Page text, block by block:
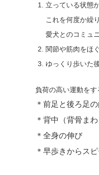
立っている
これを何度か繰
愛犬とのコミュ
関節や筋肉をほ
ゆっくり歩いた
負荷の高い運動を
＊前足と後ろ足
＊背中（背骨ま
＊全身の伸び
＊早歩きからス